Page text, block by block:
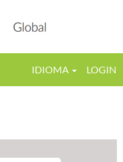
IDIOMA LOGIN